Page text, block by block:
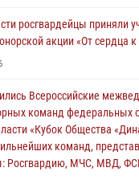
профессионального
охраны
победу
росгвардейцы приняли
акции «От сердца к
Всероссийские
команд федеральных
«Кубок Общества
команд,
Росгвардию, МЧС, МВД,